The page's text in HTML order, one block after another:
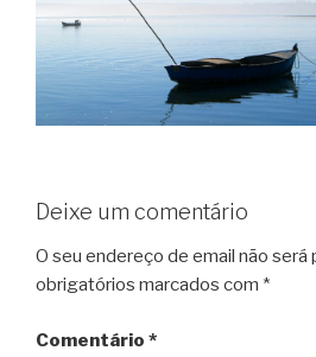
Deixe um comentário
O seu endereço de email não será
obrigatórios marcados com *
Comentário *